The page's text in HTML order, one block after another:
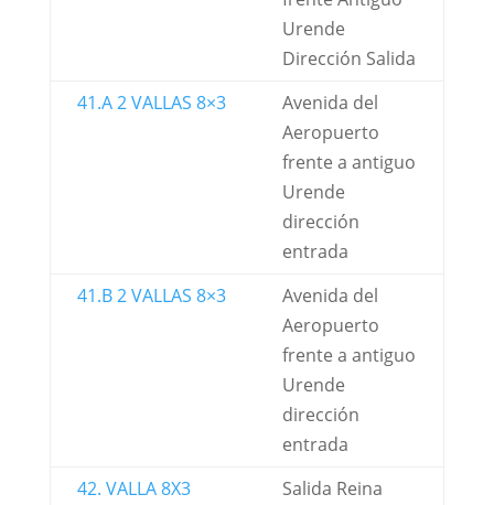
Urende
Dirección Salida
41.A 2 VALLAS 8×3
Avenida del
Aeropuerto
frente a antiguo
Urende
dirección
entrada
41.B 2 VALLAS 8×3
Avenida del
Aeropuerto
frente a antiguo
Urende
dirección
entrada
42. VALLA 8X3
Salida Reina